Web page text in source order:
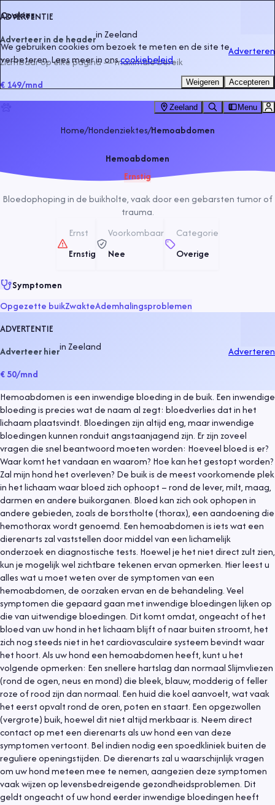
ADVERTENTIE
Adverteer in de headerinZeeland
Zichtbaar op elke pagina — maximale bereik
€ 149/mnd
Adverteren
Zeeland Menu
Home/Hondenziektes/Hemoabdomen
Hemoabdomen
Ernstig
Bloedophoping in de buikholte, vaak door een gebarsten tumor of
trauma.
Ernst
Ernstig
Voorkombaar
Nee
Categorie
Overige
Symptomen
Opgezette buikZwakteAdemhalingsproblemen
ADVERTENTIE
Adverteer hierinZeeland
€ 50/mnd
Adverteren
Hemoabdomen is een inwendige bloeding in de buik. Een inwendige
bloeding is precies wat de naam al zegt: bloedverlies dat in het
lichaam plaatsvindt. Bloedingen zijn altijd eng, maar inwendige
bloedingen kunnen ronduit angstaanjagend zijn. Er zijn zoveel
vragen die snel beantwoord moeten worden: Hoeveel bloed is er?
Waar komt het vandaan en waarom? Hoe kan het gestopt worden?
Zal mijn hond het overleven? De buik is de meest voorkomende plek
in het lichaam waar bloed zich ophoopt – rond de lever, milt, maag,
darmen en andere buikorganen. Bloed kan zich ook ophopen in
andere gebieden, zoals de borstholte (thorax), een aandoening die
hemothorax wordt genoemd. Een hemoabdomen is iets wat een
dierenarts zal vaststellen door middel van een lichamelijk
onderzoek en diagnostische tests. Hoewel je het niet direct zult zien,
kun je mogelijk wel zichtbare tekenen ervan opmerken. Hier leest u
alles wat u moet weten over de symptomen van een
hemoabdomen, de oorzaken ervan en de behandeling. Veel
symptomen die gepaard gaan met inwendige bloedingen lijken op
die van uitwendige bloedingen. Dit komt omdat, ongeacht of het
bloed van uw hond in het lichaam blijft of naar buiten stroomt, het
zich nog steeds niet in het cardiovasculaire systeem bevindt waar
het hoort. Als uw hond een hemoabdomen heeft, kunt u het
volgende opmerken: Een snellere hartslag dan normaal Slijmvliezen
(rond de ogen, neus en mond) die bleek, blauw, modderig of feller
roze of rood zijn dan normaal. Een huid die koel aanvoelt, wat vaak
het eerst opvalt rond de oren, poten en staart. Een opgezwollen
(vergrote) buik, hoewel dit niet altijd merkbaar is. Neem direct
contact op met een dierenarts als uw hond een van deze
symptomen vertoont. Bel indien nodig een spoedkliniek buiten de
reguliere openingstijden. De dierenarts zal u waarschijnlijk vragen
om uw hond meteen mee te nemen, aangezien deze symptomen
vaak wijzen op levensbedreigende gezondheidsproblemen. Dit
geldt ongeacht of uw hond eerder inwendige bloedingen heeft
Cookies
We gebruiken cookies om bezoek te meten en de site te
verbeteren. Lees meer in onscookiebeleid.
Weigeren Accepteren